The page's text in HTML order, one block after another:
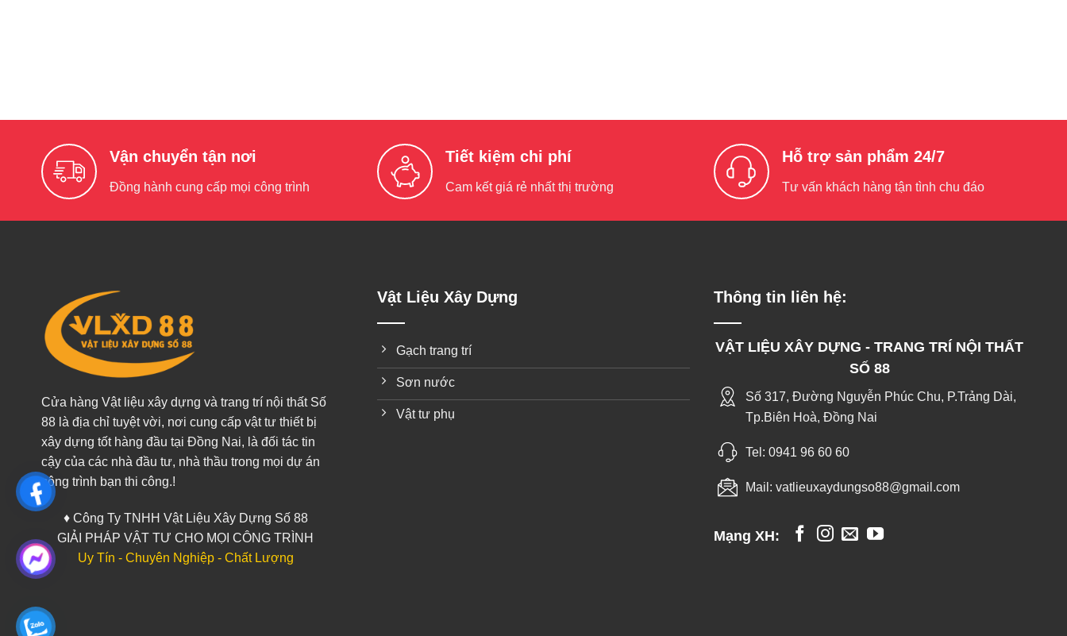
Vận chuyển tận nơi
Đồng hành cung cấp mọi công trình
Tiết kiệm chi phí
Cam kết giá rẻ nhất thị trường
Hỗ trợ sản phẩm 24/7
Tư vấn khách hàng tận tình chu đáo
Cửa hàng Vật liệu xây dựng và trang trí nội thất Số
88 là địa chỉ tuyệt vời, nơi cung cấp vật tư thiết bị
xây dựng tốt hàng đầu tại Đồng Nai, là đối tác tin
cậy của các nhà đầu tư, nhà thầu trong mọi dự án
công trình bạn thi công.!
♦ Công Ty TNHH Vật Liệu Xây Dựng Số 88
GIẢI PHÁP VẬT TƯ CHO MỌI CÔNG TRÌNH
Uy Tín - Chuyên Nghiệp - Chất Lượng
Vật Liệu Xây Dựng
Gạch trang trí
Sơn nước
Vật tư phụ
Thông tin liên hệ:
VẬT LIỆU XÂY DỰNG - TRANG TRÍ NỘI THẤT
SỐ 88
Số 317, Đường Nguyễn Phúc Chu, P.Trảng Dài,
Tp.Biên Hoà, Đồng Nai
Tel: 0941 96 60 60
Mail: vatlieuxaydungso88@gmail.com
Mạng XH: